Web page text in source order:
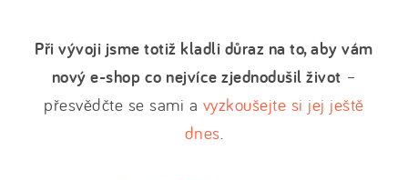
Při vývoji jsme totiž kladli důraz na to, aby vám
nový e-shop co nejvíce zjednodušil život –
přesvědčte se sami a vyzkoušejte si jej ještě
dnes.